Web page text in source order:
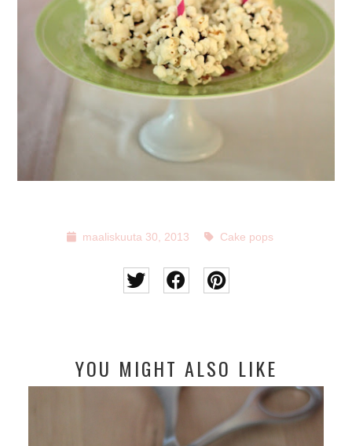
maaliskuuta 30, 2013 Cake pops
YOU MIGHT ALSO LIKE